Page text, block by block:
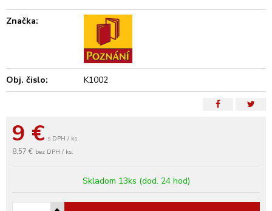
9 € s DPH / ks.
8,57 € bez DPH / ks.
Skladom 13ks (dod. 24 hod)
Značka:
Obj. čislo: K1002